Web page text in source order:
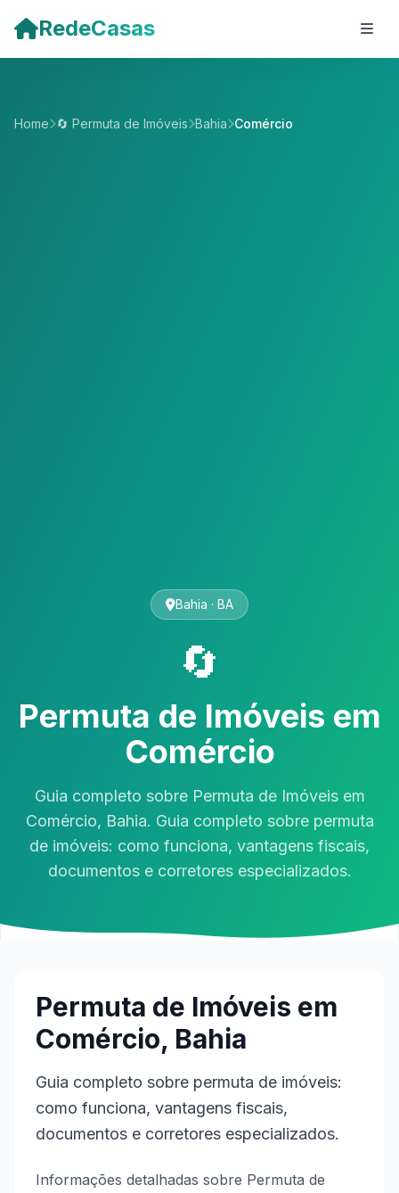
RedeCasas
Home 🔄 Permuta de Imóveis Bahia Comércio
Bahia · BA
🔄
Permuta de Imóveis em
Comércio
Guia completo sobre Permuta de Imóveis em
Comércio, Bahia. Guia completo sobre permuta
de imóveis: como funciona, vantagens fiscais,
documentos e corretores especializados.
Permuta de Imóveis em
Comércio, Bahia
Guia completo sobre permuta de imóveis:
como funciona, vantagens fiscais,
documentos e corretores especializados.
Informações detalhadas sobre Permuta de